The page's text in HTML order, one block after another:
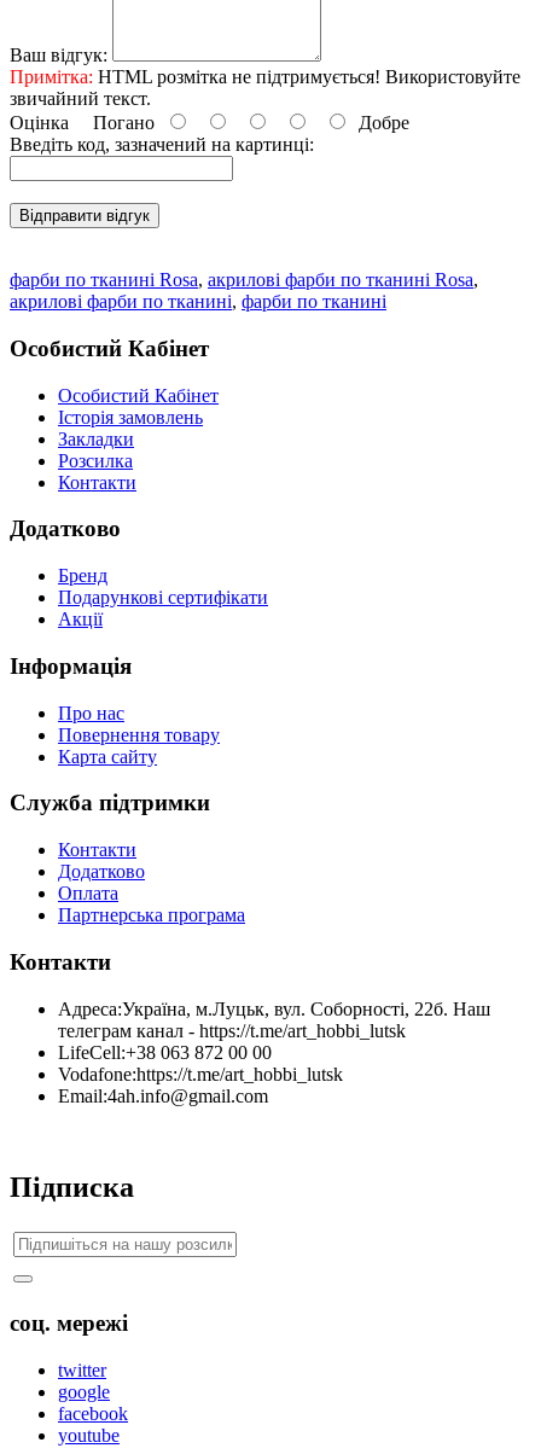
Ваш відгук:
Примітка: HTML розмітка не підтримується! Використовуйте
звичайний текст.
Оцінка Погано
Добре
Введіть код, зазначений на картинці:
Відправити відгук
фарби по тканині Rosa, акрилові фарби по тканині Rosa,
акрилові фарби по тканині, фарби по тканині
Особистий Кабінет
Особистий Кабінет
Історія замовлень
Закладки
Розсилка
Контакти
Додатково
Бренд
Подарункові сертифікати
Акції
Інформація
Про нас
Повернення товару
Карта сайту
Служба підтримки
Контакти
Додатково
Оплата
Партнерська програма
Контакти
Адреса:Україна, м.Луцьк, вул. Соборності, 22б. Наш
телеграм канал - https://t.me/art_hobbi_lutsk
LifeCell:+38 063 872 00 00
Vodafone:https://t.me/art_hobbi_lutsk
Email:4ah.info@gmail.com
Підписка
соц. мережі
twitter
google
facebook
youtube